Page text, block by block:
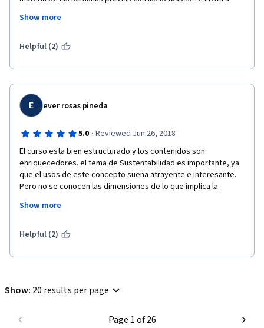
relación con la comunidad, así como plantearte qué puedes
Show more
Helpful (2)
E ever rosas pineda
5.0 · Reviewed Jun 26, 2018
El curso esta bien estructurado y los contenidos son
enriquecedores. el tema de Sustentabilidad es importante, ya
que el usos de este concepto suena atrayente e interesante.
Pero no se conocen las dimensiones de lo que implica la
formulación de propuestas y diseños de proyectos con
Show more
Helpful (2)
Show: 20 results per page
Page 1 of 26